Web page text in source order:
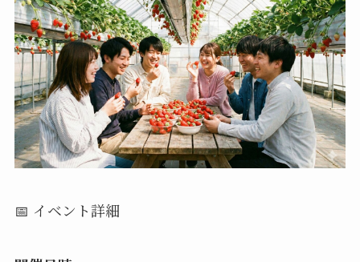
📅 イベント詳細